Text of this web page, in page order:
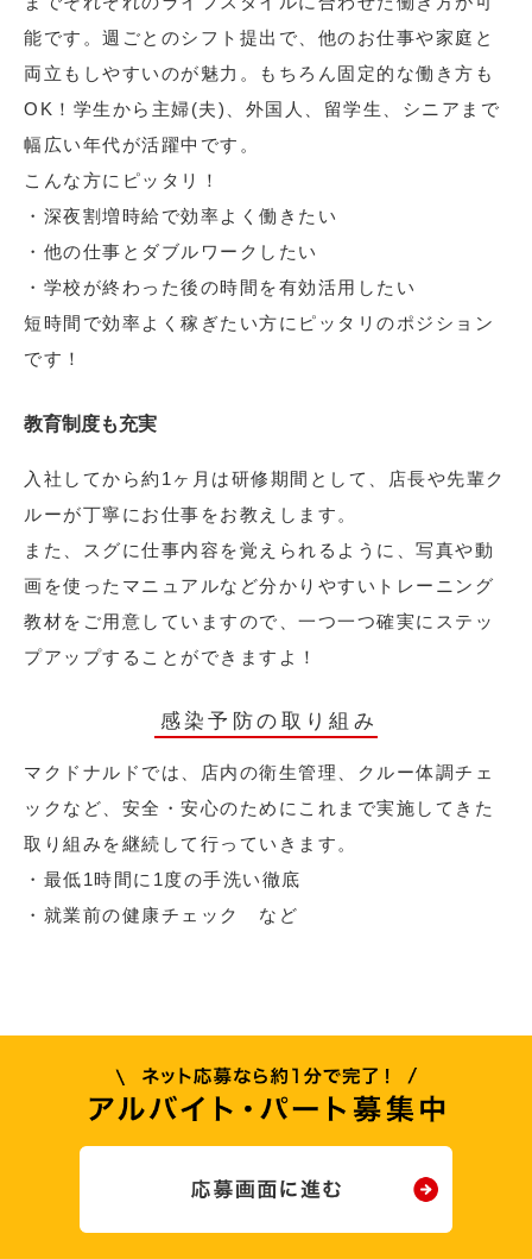
能です。週ごとのシフト提出で、他のお仕事や家庭と
両立もしやすいのが魅力。もちろん固定的な働き方も
OK！学生から主婦(夫)、外国人、留学生、シニアまで
幅広い年代が活躍中です。
こんな方にピッタリ！
・深夜割増時給で効率よく働きたい
・他の仕事とダブルワークしたい
・学校が終わった後の時間を有効活用したい
短時間で効率よく稼ぎたい方にピッタリのポジション
です！
教育制度も充実
入社してから約1ヶ月は研修期間として、店長や先輩ク
ルーが丁寧にお仕事をお教えします。
また、スグに仕事内容を覚えられるように、写真や動
画を使ったマニュアルなど分かりやすいトレーニング
教材をご用意していますので、一つ一つ確実にステッ
プアップすることができますよ！
感染予防の取り組み
マクドナルドでは、店内の衛生管理、クルー体調チェ
ックなど、安全・安心のためにこれまで実施してきた
取り組みを継続して行っていきます。
・最低1時間に1度の手洗い徹底
・就業前の健康チェック など